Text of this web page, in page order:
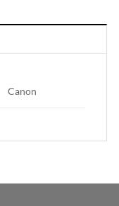
Canon